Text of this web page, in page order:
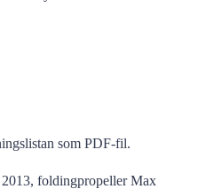
som PDF-fil.
foldingpropeller Max